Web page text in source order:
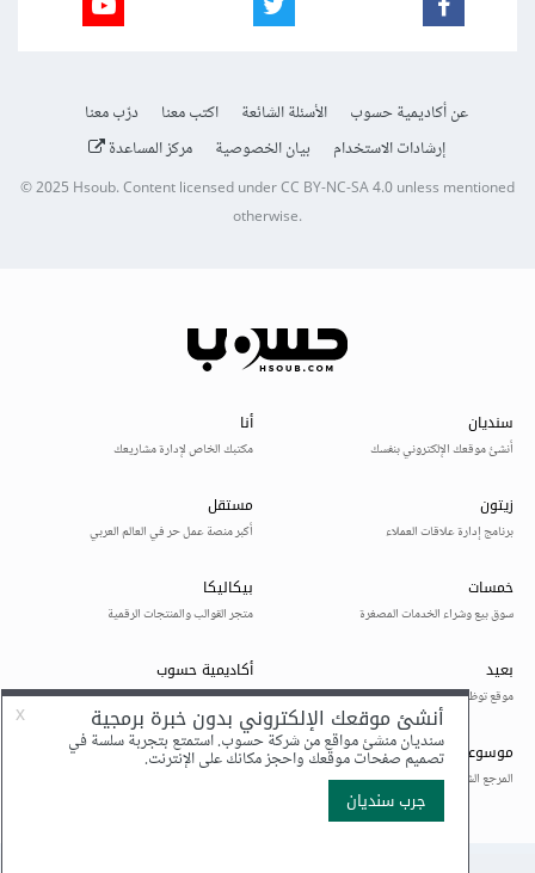
عن أكاديمية حسوب الأسئلة الشائعة اكتب معنا
درّب معنا
إرشادات الاستخدام
بيان الخصوصية مركز المساعدة
© 2025Hsoub.Content licensed underCC BY-NC-SA 4.0unless mentioned
otherwise.